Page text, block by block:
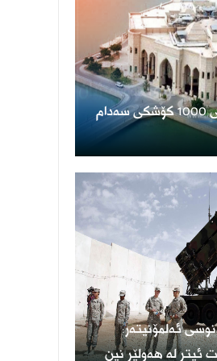
عێراق پلان بۆ فرۆشتنی 1000 کۆشکی سەدام
ئەلمۆنیتەر:
لە هەولێر نین